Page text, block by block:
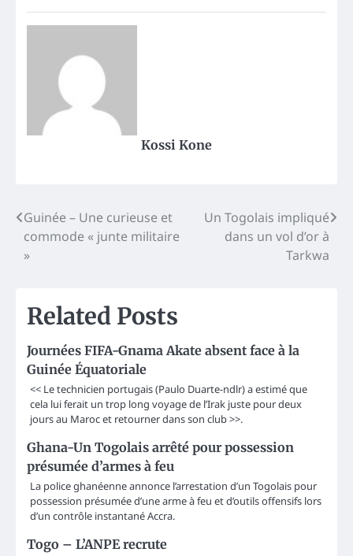
Kossi Kone
Post
navigation
Guinée – Une curieuse et
commode « junte militaire
»
Un Togolais impliqué
dans un vol d’or à
Tarkwa
Related Posts
Journées FIFA-Gnama Akate absent face à la
Guinée Équatoriale
<< Le technicien portugais (Paulo Duarte-ndlr) a estimé que
cela lui ferait un trop long voyage de l’Irak juste pour deux
jours au Maroc et retourner dans son club >>.
Ghana-Un Togolais arrêté pour possession
présumée d’armes à feu
La police ghanéenne annonce l’arrestation d’un Togolais pour
possession présumée d’une arme à feu et d’outils offensifs lors
d’un contrôle instantané Accra.
Togo – L’ANPE recrute